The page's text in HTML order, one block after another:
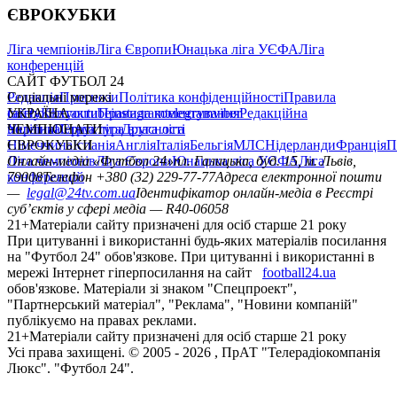
ЄВРОКУБКИ
Ліга чемпіонівЛіга ЄвропиЮнацька ліга УЄФАЛіга
конференцій
САЙТ ФУТБОЛ 24
РедакціяПрогнозиПолітика конфіденційностіПравила
сайтуКонтактиПравила коментуванняРедакційна
політикаСтруктура власності
Соціальні мережі
facebookxyoutubeinstagramtelegramviber
УКРАЇНА
УкраїнаПерша лігаДруга ліга
ЧЕМПІОНАТИ
НімеччинаІспаніяАнгліяІталіяБельгіяМЛСНідерландиФранція
ЄВРОКУБКИ
Ліга чемпіонівЛіга ЄвропиЮнацька ліга УЄФАЛіга
конференцій
Онлайн-медіа «Футбол 24»пл. Галицька, буд. 15, м. Львів,
79008Телефон +380 (32) 229-77-77Адреса електронної пошти
— legal@24tv.com.uaІдентифікатор онлайн-медіа в Реєстрі
суб’єктів у сфері медіа — R40-06058
21+Матеріали сайту призначені для осіб старше 21 року
При цитуванні і використанні будь-яких матеріалів посилання
на "Футбол 24" обов'язкове. При цитуванні і використанні в
мережі Інтернет гіперпосилання на сайт
football24.ua
обов'язкове. Матеріали зі знаком "Спецпроект",
"Партнерський матеріал", "Реклама", "Новини компаній"
публікуємо на правах реклами.
21+Матеріали сайту призначені для осіб старше 21 року
Усi права захищенi. © 2005 - 2026 , ПрАТ "Телерадіокомпанія
Люкс". "Футбол 24".